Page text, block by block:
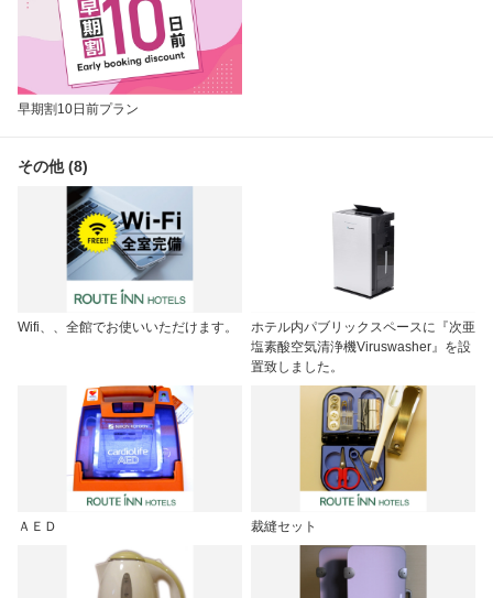
早期割10日前プラン
その他 (8)
Wifi、、全館でお使いいただけます。
ホテル内パブリックスペースに『次亜
塩素酸空気清浄機Viruswasher』を設
置致しました。
ＡＥＤ 裁縫セット